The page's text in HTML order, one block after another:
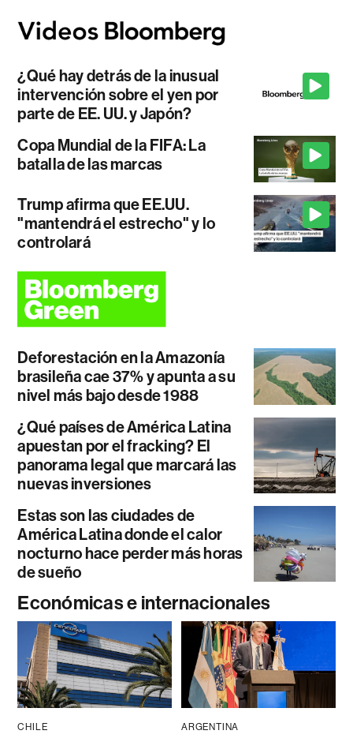
¿Qué hay detrás de la inusual
intervención sobre el yen por
parte de EE. UU. y Japón?
Copa Mundial de la FIFA: La
batalla de las marcas
Trump afirma que EE.UU.
"mantendrá el estrecho" y lo
controlará
Deforestación en la Amazonía
brasileña cae 37% y apunta a su
nivel más bajo desde 1988
¿Qué países de América Latina
apuestan por el fracking? El
panorama legal que marcará las
nuevas inversiones
Estas son las ciudades de
América Latina donde el calor
nocturno hace perder más horas
de sueño
Económicas e internacionales
CHILE ARGENTINA